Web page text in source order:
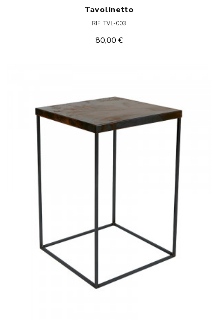
Tavolinetto
RIF: TVL-003
80,00 €